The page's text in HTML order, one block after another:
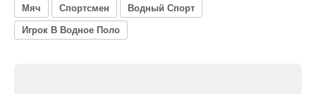
Мяч Спортсмен
Водный Спорт
Игрок В Водное Поло